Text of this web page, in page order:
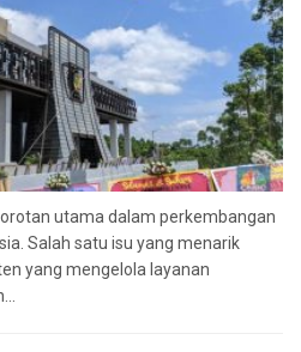
utama dalam perkembangan
Salah satu isu yang menarik
yang mengelola layanan